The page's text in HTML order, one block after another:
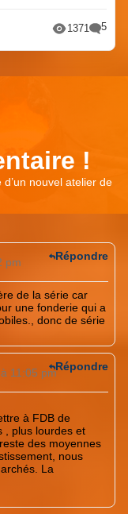
1371 5
!
nouvel atelier de
pm
de la série car
une fonderie qui a
donc de série
Répondre
11:05 pm
à FDB de
, plus lourdes et
des moyennes
nous
La
Répondre